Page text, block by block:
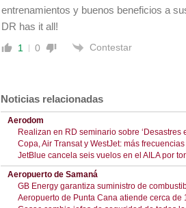
entrenamientos y buenos beneficios a
DR has it all!
1 0 Contestar
Noticias relacionadas
Aerodom
Realizan en RD seminario sobre ‘Desastres
Copa, Air Transat y WestJet: más
JetBlue cancela seis vuelos en el AILA por
Aeropuerto de Samaná
GB Energy garantiza suministro de
Aeropuerto de Punta Cana atiende cerca